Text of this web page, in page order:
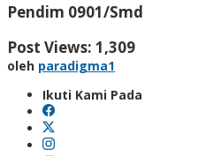
Pendim 0901/Smd
Post Views: 1,309
oleh paradigma1
Ikuti Kami Pada